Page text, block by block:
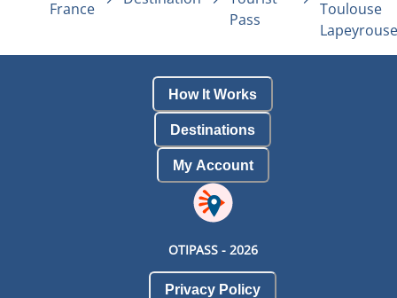
France
Pass
Toulouse
Lapeyrouse
How It Works
Destinations
My Account
OTIPASS - 2026
Privacy Policy